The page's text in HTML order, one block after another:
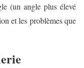
(un angle plus élevé
et les problèmes que